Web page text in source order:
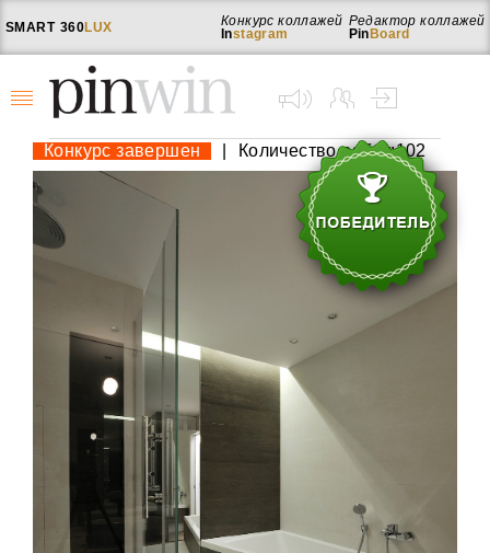
SMART 360LUX
Редактор коллажей
Pin Board
Конкурс коллажей
Instagram
Конкурс завершен Количество работ:102